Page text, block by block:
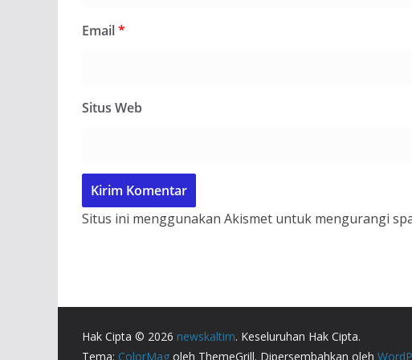
Email*
Situs Web
Situs ini menggunakan Akismet untuk mengurangi
Hak Cipta © 2026 newskaltim. Keseluruhan Hak Cipta.
Tema: ColorMag oleh ThemeGrill. Dipersembahkan oleh